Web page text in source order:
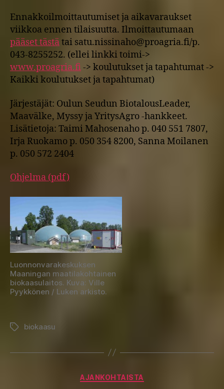
Ennakkoilmoittautumiset ja aikavaraukset
viikkoa ennen tilaisuutta. Ilmoittautumaan
pääset tästätai satu.nissinaho@proagria.fi/p.
043-8255252. (ellei linkki toimi->
www.proagria.fi-> koulutukset ja tapahtumat ->
Kaikki koulutukset ja tapahtumat)
Järjestäjät: Oulun Seudun BiotalousLeader,
Maavälke, Myssy ja YritysAgro -hankkeet.
Lisätietoja: Taimi Mahosenaho p. 040 551 7807,
Irja Ruokamo p. 050 354 8200, Sanna Moilanen
p. 050 572 2404
Ohjelma (pdf)
Luonnonvarakeskuksen
Maaningan maatilakohtainen
biokaasulaitos. Kuva: Ville
Pyykkönen / Luken arkisto.
Avainsanat
biokaasu
Kategoriat
AJANKOHTAISTA